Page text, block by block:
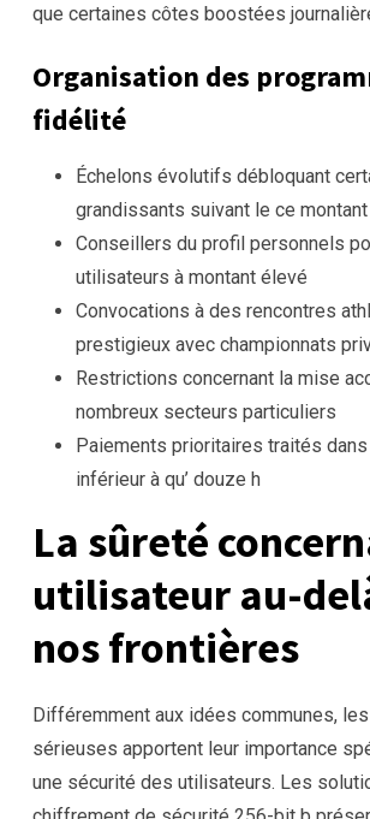
que certaines côtes boostées
Organisation des
fidélité
Échelons évolutifs débloquant
grandissants suivant le ce
Conseillers du profil personnels
utilisateurs à montant élevé
Convocations à des rencontres
prestigieux avec championnats
Restrictions concernant la mise
nombreux secteurs particuliers
Paiements prioritaires traités
inférieur à qu’ douze h
La sûreté
utilisateur au-
nos frontières
Différemment aux idées communes,
sérieuses apportent leur importance
une sécurité des utilisateurs. Les